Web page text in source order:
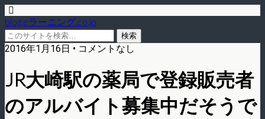
blog.eラーニング.co.jp
2016年1月16日 • コメントなし
JR大崎駅の薬局で登録販売者
のアルバイト募集中だそうで